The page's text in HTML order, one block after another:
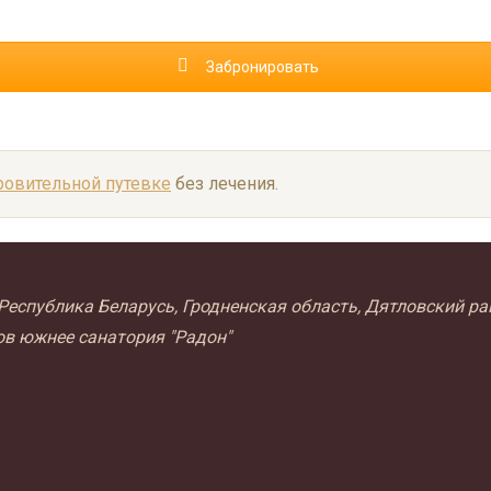
Забронировать
путевке без лечения.
Беларусь, Гродненская область, Дятловский
южнее санатория "Радон"